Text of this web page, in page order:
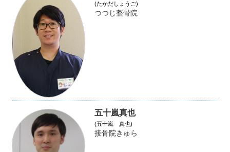
(たかだしょうご)
つつじ整骨院
五十嵐真也
(五十嵐 真也)
接骨院きゅら